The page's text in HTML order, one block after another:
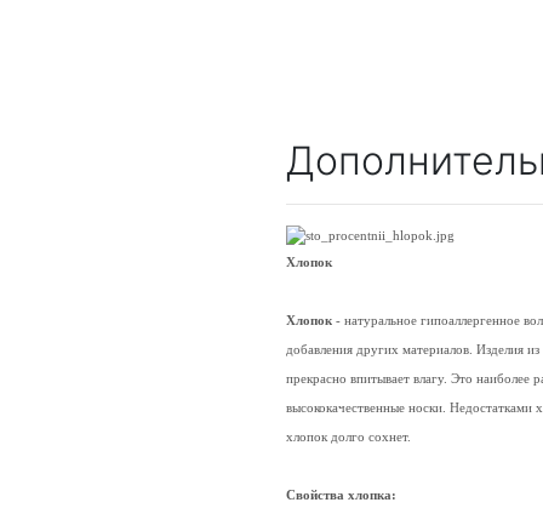
Хлопок
Хлопок - натуральное гипоаллергенное
добавления других материалов. Изделия
прекрасно впитывает влагу. Это наиболее
высококачественные носки.
хлопок долго сохнет.
Свойства хлопка: